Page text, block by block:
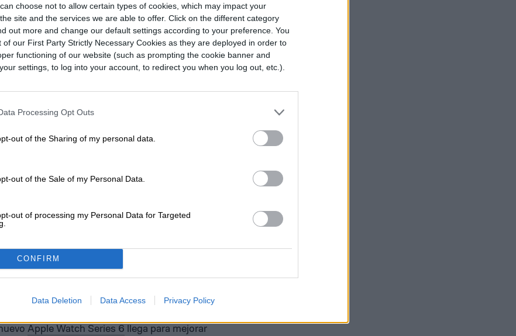
choose not to allow certain types of cookies, which may impact your
site and the services we are able to offer. Click on the different category
out more and change our default settings according to your preference. You
of our First Party Strictly Necessary Cookies as they are deployed in order to
functioning of our website (such as prompting the cookie banner and
settings, to log into your account, to redirect you when you log out, etc.).
Processing Opt Outs
out of the Sharing of my personal data.
out of the Sale of my Personal Data.
out of processing my Personal Data for Targeted
CONFIRM
Data Deletion Data Access Privacy Policy
Apple Watch Series 6llega para mejorar